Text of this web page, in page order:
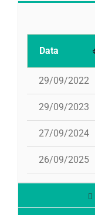
Data
29/09/2022
29/09/2023
27/09/2024
26/09/2025